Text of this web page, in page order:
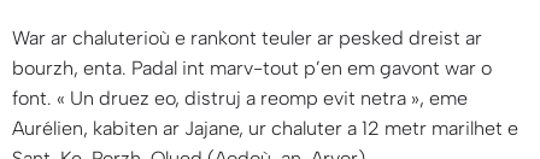
War ar chaluterioù e rankont teuler ar pesked dreist ar
bourzh, enta. Padal int marv-tout p’en em gavont war o
font. « Un druez eo, distruj a reomp evit netra», eme
Aurélien, kabiten ar Jajane, ur chaluter a 12 metr marilhet e